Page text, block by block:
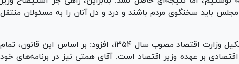
مجلس باید سخنگوی مردم باشند و درد و دل آنان را به مسئولان منتقل
حاجی دلیگانی با استناد به قانون تشکیل وزارت اقتصاد مصوب سال ۱۳۵۴، افزود: بر اساس این قانون، تمام
بر عهده وزیر اقتصاد است. آقای همتی نیز در برنامه‌های خود